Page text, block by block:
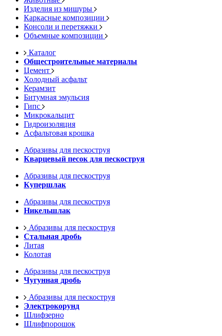
Изделия из мишуры
Каркасные композиции
Консоли и перетяжки
Объемные композиции
Каталог
Общестроительные материалы
Цемент
Холодный асфальт
Керамзит
Битумная эмульсия
Гипс
Микрокальцит
Гидроизоляция
Асфальтовая крошка
Абразивы для пескоструя
Кварцевый песок для пескоструя
Абразивы для пескоструя
Купершлак
Абразивы для пескоструя
Никельшлак
Абразивы для пескоструя
Стальная дробь
Литая
Колотая
Абразивы для пескоструя
Чугунная дробь
Абразивы для пескоструя
Электрокорунд
Шлифзерно
Шлифпорошок